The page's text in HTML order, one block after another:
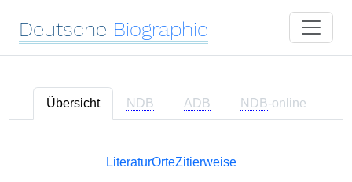
Deutsche Biographie
Übersicht NDB ADB NDB-online
LiteraturOrteZitierweise